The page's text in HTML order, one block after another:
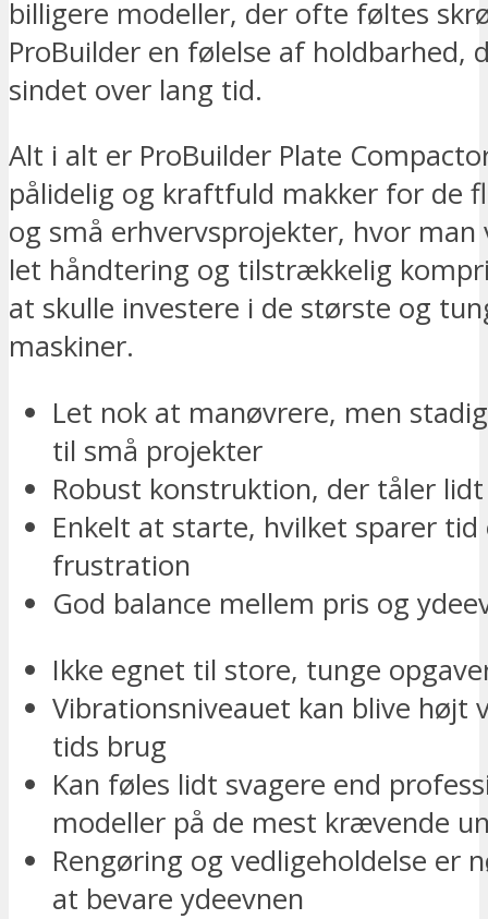
billigere modeller, der ofte føltes
ProBuilder en følelse af holdbarhed,
sindet over lang tid.
Alt i alt er ProBuilder Plate
pålidelig og kraftfuld makker for de
og små erhvervsprojekter, hvor
let håndtering og tilstrækkelig
at skulle investere i de største og
maskiner.
Let nok at manøvrere, men
til små projekter
Robust konstruktion, der tåler
Enkelt at starte, hvilket sparer tid
frustration
God balance mellem pris og
Ikke egnet til store, tunge
Vibrationsniveauet kan blive højt
tids brug
Kan føles lidt svagere end
modeller på de mest krævende
Rengøring og vedligeholdelse er
at bevare ydeevnen